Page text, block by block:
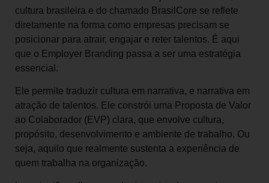
cultura brasileira e do chamado BrasilCore se reflete
diretamente na forma como empresas precisam se
posicionar para atrair, engajar e reter talentos. É aqui
que o Employer Branding passa a ser uma estratégia
essencial.
Ele permite traduzir cultura em narrativa, e narrativa em
atração de talentos. Ele constrói uma Proposta de Valor
ao Colaborador (EVP) clara, que envolve cultura,
propósito, desenvolvimento e ambiente de trabalho. Ou
seja, aquilo que realmente sustenta a experiência de
quem trabalha na organização.